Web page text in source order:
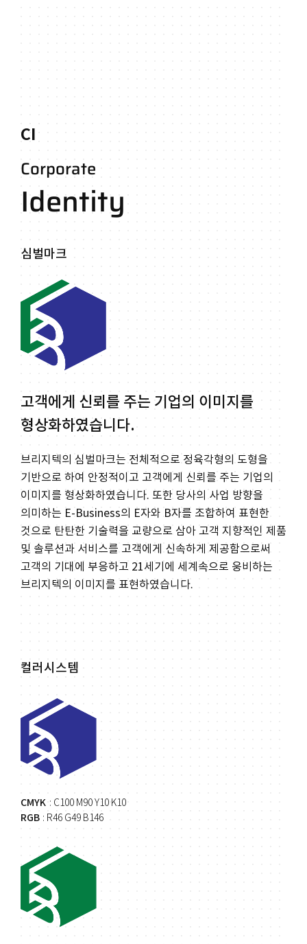
CI
Corporate
Identity
심벌마크
고객에게 신뢰를 주는 기업의 이미지를
형상화하였습니다.
브리지텍의 심벌마크는 전체적으로 정육각형의 도형을
기반으로 하여 안정적이고 고객에게 신뢰를 주는 기업의
이미지를 형상화하였습니다. 또한 당사의 사업 방향을
의미하는 E-Business의 E자와 B자를 조합하여 표현한
것으로 탄탄한 기술력을 교량으로 삼아 고객 지향적인 제품
및 솔루션과 서비스를 고객에게 신속하게 제공함으로써
고객의 기대에 부응하고 21세기에 세계속으로 웅비하는
브리지텍의 이미지를 표현하였습니다.
컬러시스템
CMYK : C100 M90 Y10 K10
RGB : R46 G49 B146